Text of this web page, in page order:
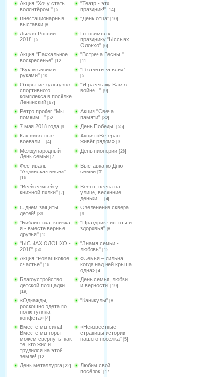
Акция "Хочу стать
волонтёром!" [5]
"Театр - это
праздник!" [14]
Внестационарные
выставки [8]
"День отца" [10]
Лыжня России -
2018! [5]
Готовимся к
празднику "Ыссыах
Олонхо" [6]
Акция "Пасхальное
воскресенье" [12]
"Встреча Весны "
[11]
"Кукла своими
руками" [10]
"В ответе за всех"
[5]
Открытие культурно-
спортивного
комплекса в посёлке
Ленинский [67]
"Я расскажу Вам о
войне..." [9]
Ретро пробег "Мы
помним..." [52]
Акция "Свеча
памяти" [32]
7 мая 2018 года [9] День Победы! [55]
Как животные
воевали...
[4]
Акция «Ветеран
живёт рядом» [3]
Международный
День семьи [7]
День пионерии [28]
Фестиваль
"Алданская весна"
[16]
Выставка ко Дню
семьи [5]
"Всей семьёй у
книжной полки" [7]
Весна, весна на
улице, весенние
деньки…
[4]
С днём защиты
детей! [39]
Озеленение сквера
[9]
"Библиотека, книжка,
я - вместе верные
друзья" [15]
"Праздник чистоты и
здоровья" [8]
"ЫСЫАХ ОЛОНХО -
2018" [50]
"Знамя семьи -
любовь" [12]
Акция "Ромашковое
счастье" [16]
«Семья – сильна,
когда над ней крыша
одна» [4]
Благоустройство
детской площадки
[19]
День семьи, любви
и верности! [19]
«Однажды,
роскошно одета по
полю гуляла
конфета» [4]
"Каникулы" [8]
Вместе мы сила!
Вместе мы горы
можем свернуть, как
те, кто жил и
трудился на этой
земле! [12]
«Неизвестные
страницы истории
нашего посёлка" [5]
День металлурга [22]
Любим свой
посёлок! [17]